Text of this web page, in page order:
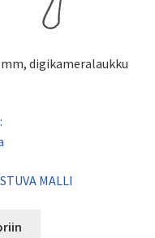
digikameralaukku
MALLI